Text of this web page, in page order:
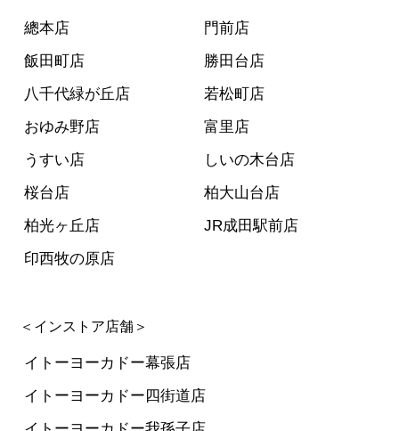
總本店
門前店
飯田町店
勝田台店
八千代緑が丘店
若松町店
おゆみ野店
富里店
うすい店
しいの木台店
桜台店
柏大山台店
柏光ヶ丘店
JR成田駅前店
印西牧の原店
＜インストア店舗＞
イトーヨーカドー幕張店
イトーヨーカドー四街道店